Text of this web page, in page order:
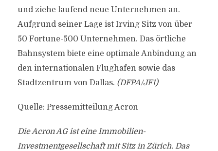
und ziehe laufend neue Unternehmen an.
Aufgrund seiner Lage ist Irving Sitz von über
50 Fortune-500 Unternehmen. Das örtliche
Bahnsystem biete eine optimale Anbindung an
den internationalen Flughafen sowie das
Stadtzentrum von Dallas. (DFPA/JF1)
Quelle: Pressemitteilung Acron
Die Acron AG ist eine Immobilien-
Investmentgesellschaft mit Sitz in Zürich. Das